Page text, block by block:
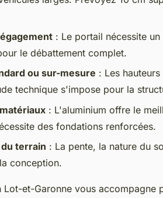
: Le portail nécessite
le débattement complet.
ou sur-mesure : Les
technique s'impose pour la
: L'aluminium offre le
des fondations renforcées.
terrain : La pente, la nature du
conception.
Lot-et-Garonne vous accompagne